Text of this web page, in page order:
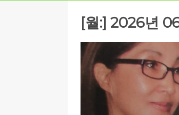
[ 2021-09-24 ] 함
제57회 정기총회 공
[ 2020-12-14 ]
코
(12.14일 기준)
“
[월:] 2026년